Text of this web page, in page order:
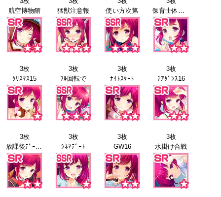
航空博物館
猛獣注意報
使い方次第
保育士体験15
3枚
ｸﾘｽﾏｽ15
3枚
ﾌﾙ回転で
3枚
ﾅｲﾄｽｹｰﾄ
3枚
ﾁｱﾀﾞﾝｽ16
3枚
放課後ﾃﾞｰﾄ16
3枚
ｼﾈﾏﾃﾞｰﾄ
3枚
GW16
3枚
水掛け合戦